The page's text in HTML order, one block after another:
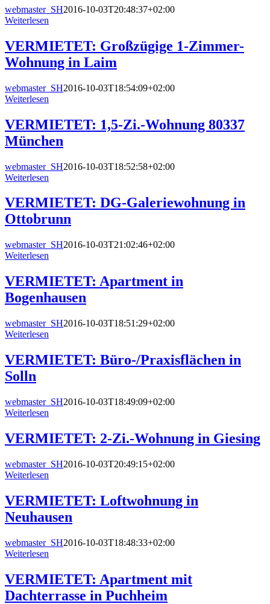
webmaster_SH2016-10-03T20:48:37+02:00
Weiterlesen
VERMIETET: Großzügige 1-Zimmer-
Wohnung in Laim
webmaster_SH2016-10-03T18:54:09+02:00
Weiterlesen
VERMIETET: 1,5-Zi.-Wohnung 80337
München
webmaster_SH2016-10-03T18:52:58+02:00
Weiterlesen
VERMIETET: DG-Galeriewohnung in
Ottobrunn
webmaster_SH2016-10-03T21:02:46+02:00
Weiterlesen
VERMIETET: Apartment in
Bogenhausen
webmaster_SH2016-10-03T18:51:29+02:00
Weiterlesen
VERMIETET: Büro-/Praxisflächen in
Solln
webmaster_SH2016-10-03T18:49:09+02:00
Weiterlesen
VERMIETET: 2-Zi.-Wohnung in Giesing
webmaster_SH2016-10-03T20:49:15+02:00
Weiterlesen
VERMIETET: Loftwohnung in
Neuhausen
webmaster_SH2016-10-03T18:48:33+02:00
Weiterlesen
VERMIETET: Apartment mit
Dachterrasse in Puchheim